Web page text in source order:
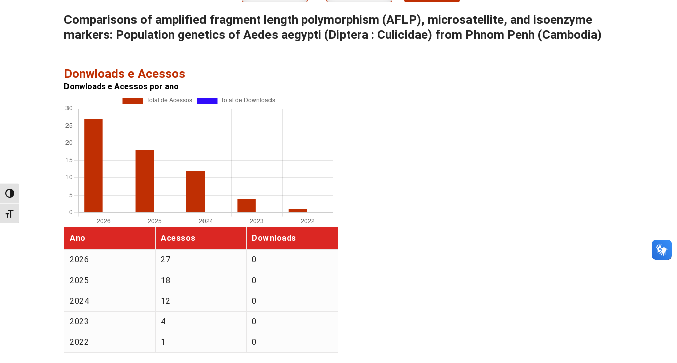
Alternar alto contraste
Alternar tamanho da fonte
Comparisons of amplified fragment length polymorphism (AFLP), microsatellite, and isoenzyme
markers: Population genetics of Aedes aegypti (Diptera : Culicidae) from Phnom Penh (Cambodia)
Donwloads e Acessos
Donwloads e Acessos por ano
Ano Acessos Downloads
2026 27 0
2025 18 0
2024 12 0
2023 4 0
2022 1 0